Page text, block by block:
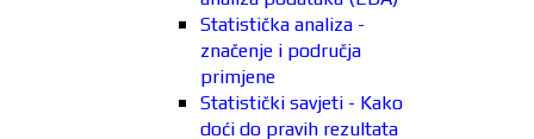
Statistička analiza -
značenje i područja
primjene
Statistički savjeti - Kako
doći do pravih rezultata